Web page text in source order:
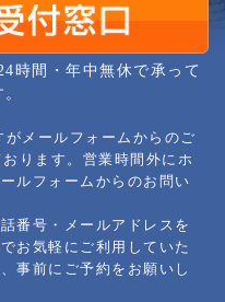
時間・年中無休で承って
メールフォームからのご
ります。営業時間外にホ
ルフォームからのお問い
番号・メールアドレスを
お気軽にご利用していた
事前にご予約をお願いし